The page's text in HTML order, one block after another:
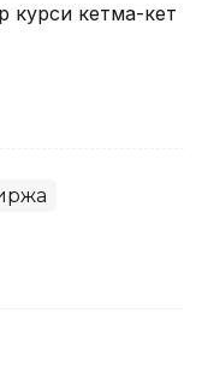
курси кетма-кет